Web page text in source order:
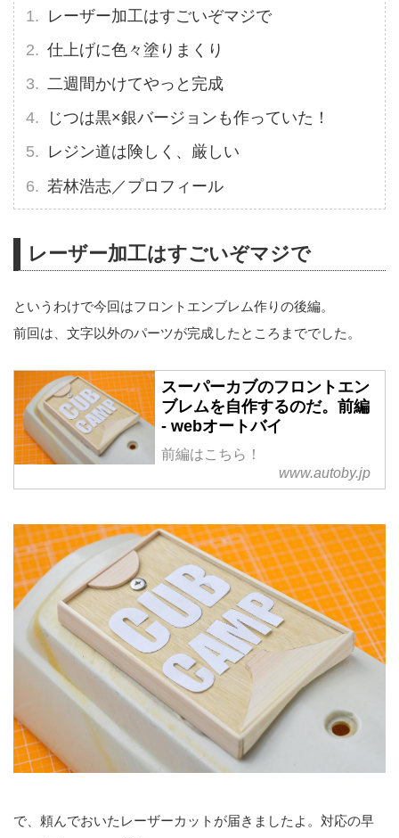
レーザー加工はすごいぞマジで
仕上げに色々塗りまくり
二週間かけてやっと完成
じつは黒×銀バージョンも作っていた！
レジン道は険しく、厳しい
若林浩志／プロフィール
レーザー加工はすごいぞマジで
というわけで今回はフロントエンブレム作りの後編。
前回は、文字以外のパーツが完成したところまででした。
スーパーカブのフロントエン
ブレムを自作するのだ。前編
- webオートバイ
前編はこちら！
www.autoby.jp
で、頼んでおいたレーザーカットが届きましたよ。対応の早